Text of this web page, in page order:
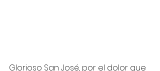
Glorioso San José, por el dolor que